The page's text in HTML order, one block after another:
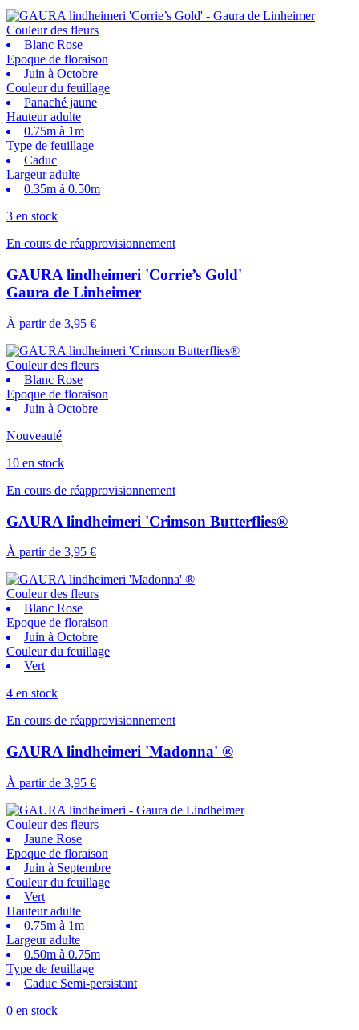
Couleur des fleurs
Blanc Rose
Epoque de floraison
Juin à Octobre
Couleur du feuillage
Panaché jaune
Hauteur adulte
0.75m à 1m
Type de feuillage
Caduc
Largeur adulte
0.35m à 0.50m
3 en stock
En cours de réapprovisionnement
GAURA lindheimeri 'Corrie’s Gold'
Gaura de Linheimer
À partir de 3,95 €
Couleur des fleurs
Blanc Rose
Epoque de floraison
Juin à Octobre
Nouveauté
10 en stock
En cours de réapprovisionnement
GAURA lindheimeri 'Crimson Butterflies®
À partir de 3,95 €
Couleur des fleurs
Blanc Rose
Epoque de floraison
Juin à Octobre
Couleur du feuillage
Vert
4 en stock
En cours de réapprovisionnement
GAURA lindheimeri 'Madonna' ®
À partir de 3,95 €
Couleur des fleurs
Jaune Rose
Epoque de floraison
Juin à Septembre
Couleur du feuillage
Vert
Hauteur adulte
0.75m à 1m
Largeur adulte
0.50m à 0.75m
Type de feuillage
Caduc Semi-persistant
0 en stock